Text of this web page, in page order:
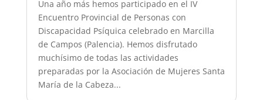
Una año más hemos participado en el IV
Encuentro Provincial de Personas con
Discapacidad Psíquica celebrado en Marcilla
de Campos (Palencia). Hemos disfrutado
muchísimo de todas las actividades
preparadas por la Asociación de Mujeres Santa
María de la Cabeza...